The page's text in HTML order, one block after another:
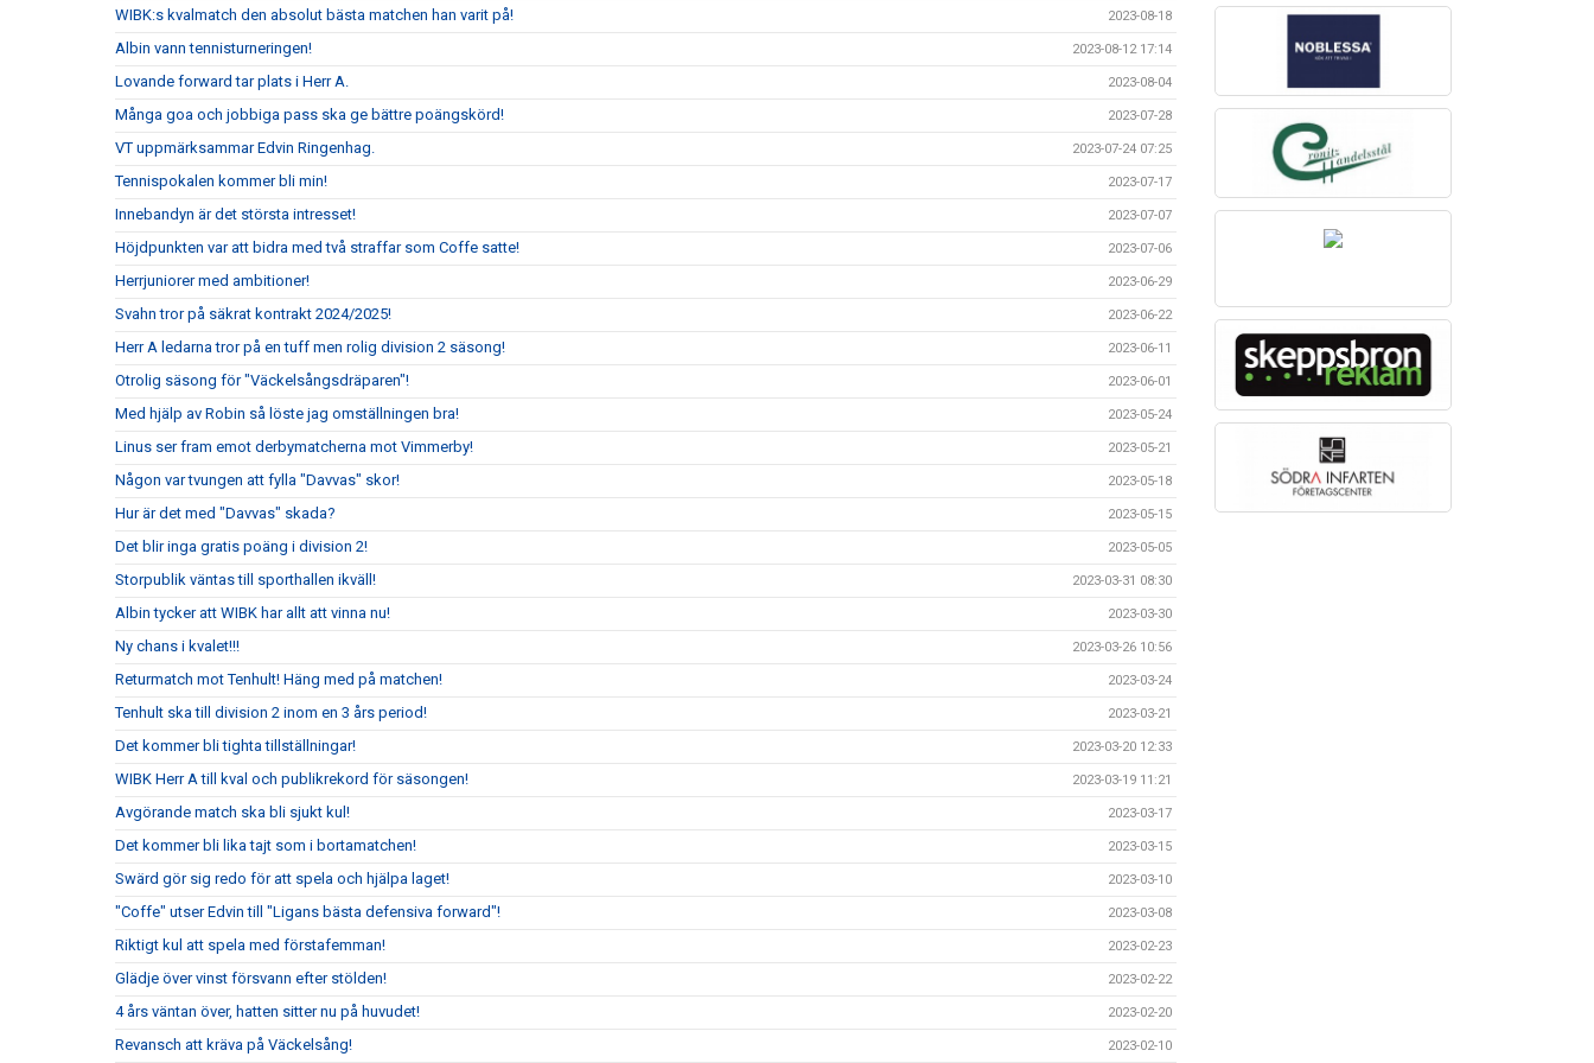
WIBK:s kvalmatch den absolut bästa matchen han varit på! 2023-08-18
Albin vann tennisturneringen! 2023-08-12 17:14
Lovande forward tar plats i Herr A. 2023-08-04
Många goa och jobbiga pass ska ge bättre poängskörd! 2023-07-28
VT uppmärksammar Edvin Ringenhag. 2023-07-24 07:25
Tennispokalen kommer bli min! 2023-07-17
Innebandyn är det största intresset! 2023-07-07
Höjdpunkten var att bidra med två straffar som Coffe satte! 2023-07-06
Herrjuniorer med ambitioner! 2023-06-29
Svahn tror på säkrat kontrakt 2024/2025! 2023-06-22
Herr A ledarna tror på en tuff men rolig division 2 säsong! 2023-06-11
Otrolig säsong för "Väckelsångsdräparen"! 2023-06-01
Med hjälp av Robin så löste jag omställningen bra! 2023-05-24
Linus ser fram emot derbymatcherna mot Vimmerby! 2023-05-21
Någon var tvungen att fylla "Davvas" skor! 2023-05-18
Hur är det med "Davvas" skada? 2023-05-15
Det blir inga gratis poäng i division 2! 2023-05-05
Storpublik väntas till sporthallen ikväll! 2023-03-31 08:30
Albin tycker att WIBK har allt att vinna nu! 2023-03-30
Ny chans i kvalet!!! 2023-03-26 10:56
Returmatch mot Tenhult! Häng med på matchen! 2023-03-24
Tenhult ska till division 2 inom en 3 års period! 2023-03-21
Det kommer bli tighta tillställningar! 2023-03-20 12:33
WIBK Herr A till kval och publikrekord för säsongen! 2023-03-19 11:21
Avgörande match ska bli sjukt kul! 2023-03-17
Det kommer bli lika tajt som i bortamatchen! 2023-03-15
Swärd gör sig redo för att spela och hjälpa laget! 2023-03-10
"Coffe" utser Edvin till "Ligans bästa defensiva forward"! 2023-03-08
Riktigt kul att spela med förstafemman! 2023-02-23
Glädje över vinst försvann efter stölden! 2023-02-22
4 års väntan över, hatten sitter nu på huvudet! 2023-02-20
Revansch att kräva på Väckelsång! 2023-02-10